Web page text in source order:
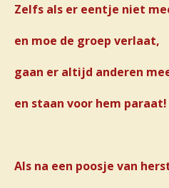
Zelfs als er eentje niet
en moe de groep verlaat,
gaan er altijd anderen
en staan voor hem paraat!
Als na een poosje van